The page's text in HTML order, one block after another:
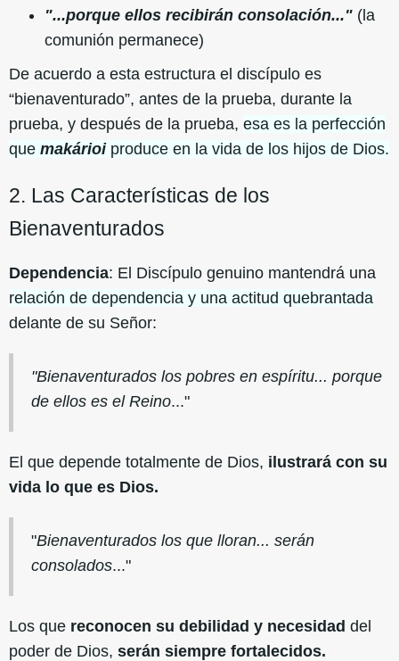
"...porque ellos recibirán consolación..." (la
comunión permanece)
De acuerdo a esta estructura el discípulo es
“bienaventurado”, antes de la prueba, durante la
prueba, y después de la prueba, esa es la perfección
que makárioi produce en la vida de los hijos de Dios.
2. Las Características de los
Bienaventurados
Dependencia: El Discípulo genuino mantendrá una
relación de dependencia y una actitud quebrantada
delante de su Señor:
"Bienaventurados los pobres en espíritu... porque
de ellos es el Reino..."
El que depende totalmente de Dios, ilustrará con su
vida lo que es Dios.
"Bienaventurados los que lloran... serán
consolados..."
Los que reconocen su debilidad y necesidad del
poder de Dios, serán siempre fortalecidos.